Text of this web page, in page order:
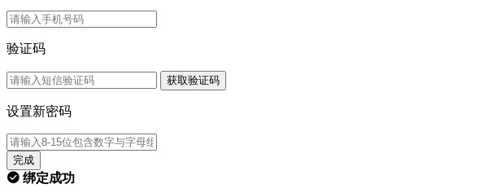
验证码
获取验证码
设置新密码
完成
绑定成功